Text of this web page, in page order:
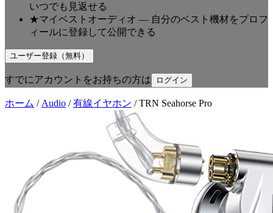
いつでも見返せる
★マイベストオーディオ — 自分のベスト機材をプロフ
ィールに登録して公開できる
ユーザー登録（無料）
すでにアカウントをお持ちの方は ログイン
ホーム / Audio /有線イヤホン /TRN Seahorse Pro